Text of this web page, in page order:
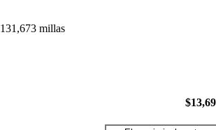
131,673 millas